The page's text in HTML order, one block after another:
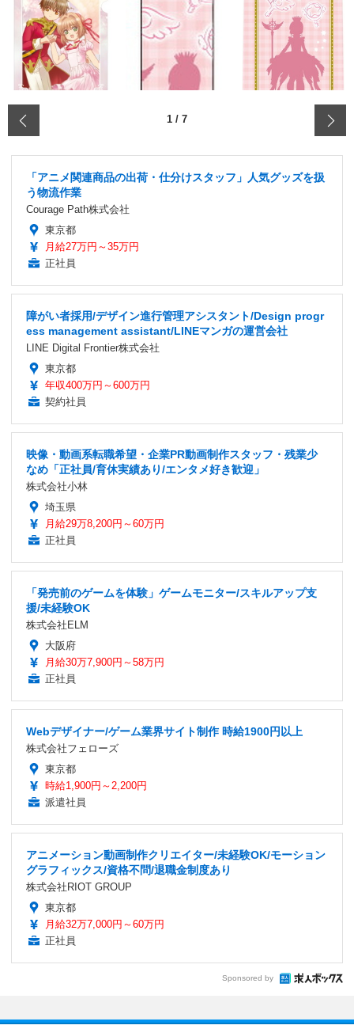
1 / 7
「アニメ関連商品の出荷・仕分けスタッフ」人気グッズを扱
う物流作業
Courage Path株式会社
東京都
月給27万円～35万円
正社員
障がい者採用/デザイン進行管理アシスタント/Design progr
ess management assistant/LINEマンガの運営会社
LINE Digital Frontier株式会社
東京都
年収400万円～600万円
契約社員
映像・動画系転職希望・企業PR動画制作スタッフ・残業少
なめ「正社員/育休実績あり/エンタメ好き歓迎」
株式会社小林
埼玉県
月給29万8,200円～60万円
正社員
「発売前のゲームを体験」ゲームモニター/スキルアップ支
援/未経験OK
株式会社ELM
大阪府
月給30万7,900円～58万円
正社員
Webデザイナー/ゲーム業界サイト制作 時給1900円以上
株式会社フェローズ
東京都
時給1,900円～2,200円
派遣社員
アニメーション動画制作クリエイター/未経験OK/モーション
グラフィックス/資格不問/退職金制度あり
株式会社RIOT GROUP
東京都
月給32万7,000円～60万円
正社員
Sponsored by